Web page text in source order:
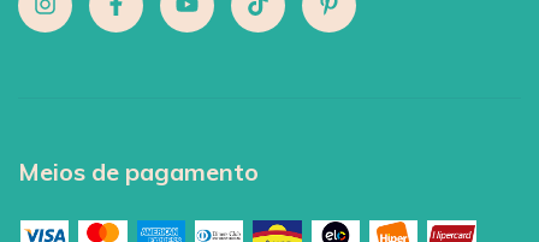
Meios de pagamento